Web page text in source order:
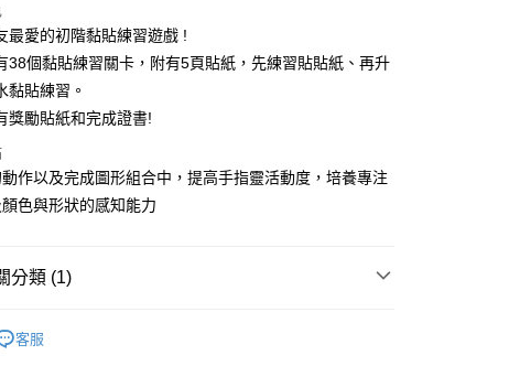
最愛的初階黏貼練習遊戲 !
38個黏貼練習關卡，附有5頁貼紙，先練習貼貼紙、再升
黏貼練習。
獎勵貼紙和完成證書!
作以及完成圖形組合中，提高手指靈活動度，培養專注
色與形狀的感知能力
分類 (1)
客服